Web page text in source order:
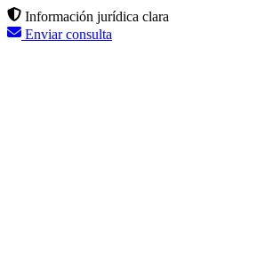
Información jurídica clara
Enviar consulta